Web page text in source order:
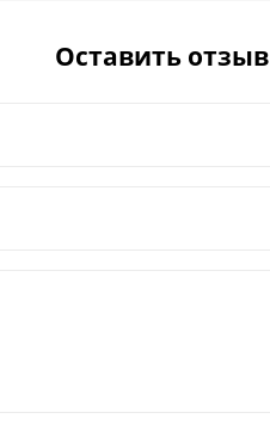
Оставить отзыв